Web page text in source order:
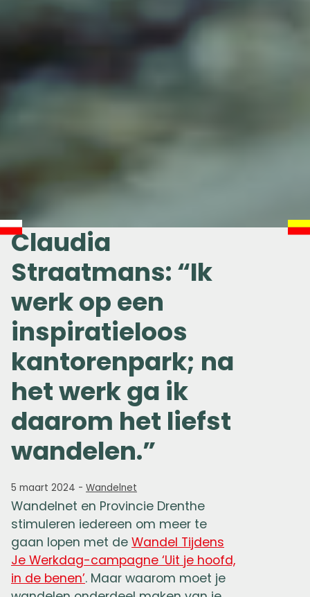
Claudia
Straatmans: “Ik
werk op een
inspiratieloos
kantorenpark; na
het werk ga ik
daarom het liefst
wandelen.”
5 maart 2024 - Wandelnet
Wandelnet en Provincie Drenthe
stimuleren iedereen om meer te
gaan lopen met de Wandel Tijdens
Je Werkdag-campagne ‘Uit je hoofd,
in de benen’. Maar waarom moet je